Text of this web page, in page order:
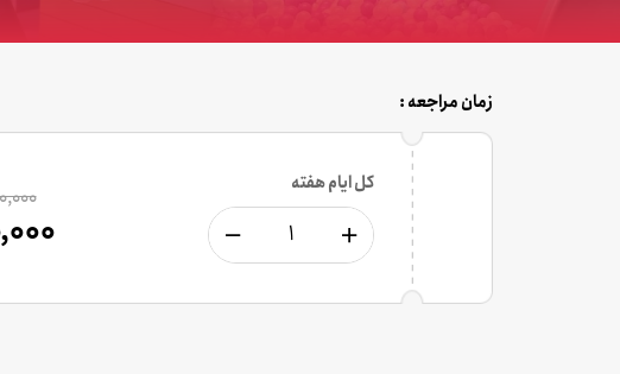
زمان مراجعه :
کل ایام هفته